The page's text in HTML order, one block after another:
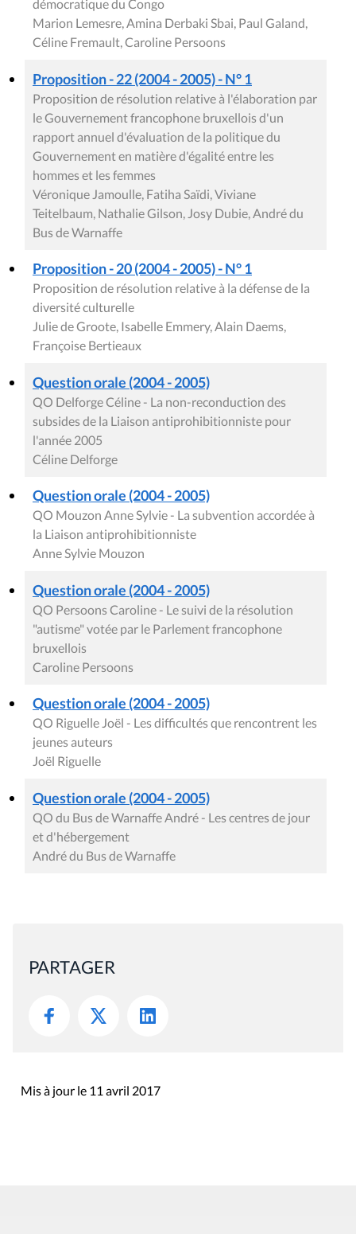
"autisme" votée par le Parlement francophone
bruxellois
Caroline Persoons
Question orale (2004 - 2005)
QO Riguelle Joël - Les difficultés que rencontrent les
jeunes auteurs
Joël Riguelle
Question orale (2004 - 2005)
QO du Bus de Warnaffe André - Les centres de jour
et d'hébergement
André du Bus de Warnaffe
PARTAGER
Mis à jour le 11 avril 2017
Rue du Lombard 77
Contact
Presse
Liens utiles